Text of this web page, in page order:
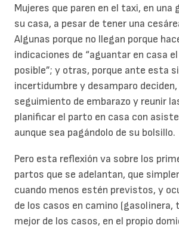
Mujeres que paren en el taxi, en una
su casa, a pesar de tener una
Algunas porque no llegan porque
indicaciones de “aguantar en casa
posible”; y otras, porque ante esta
incertidumbre y desamparo
seguimiento de embarazo y reunir
planificar el parto en casa con
aunque sea pagándolo de su bolsillo.
Pero esta reflexión va sobre los
partos que se adelantan, que
cuando menos estén previstos, y
de los casos en camino (gasolinera,
mejor de los casos, en el propio